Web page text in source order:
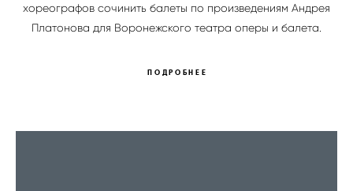
хореографов сочинить балеты по произведениям Андрея
Платонова для Воронежского театра оперы и балета.
ПОДРОБНЕЕ